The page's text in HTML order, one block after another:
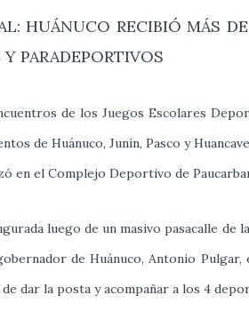
HUÁNUCO RECIBIÓ MÁS
PARADEPORTIVOS
de los Juegos Escolares
de Huánuco, Junín, Pasco y
en el Complejo Deportivo de
luego de un masivo pasacalle de
de Huánuco, Antonio
dar la posta y acompañar a los 4